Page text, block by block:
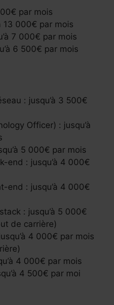
par mois
13 000€ par mois
7 000€ par mois
6 500€ par mois
: jusqu’à 3 500€
Officer) : jusqu’à
5 000€ par mois
end : jusqu’à 4 000€
end : jusqu’à 4 000€
: jusqu’à 5 000€
de carrière)
4 000€ par mois
4 000€ par mois
4 500€ par moi